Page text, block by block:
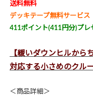
送料無料
デッキテープ無料サービス
411ポイント(411円分)プレ
【緩いダウンヒルから
対応する小さめのクル
＜商品詳細＞